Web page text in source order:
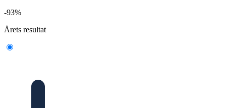
-93%
Årets resultat